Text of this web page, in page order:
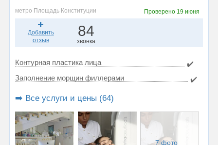
метро Площадь Конституции Проверено 19 июня
Добавить
отзыв
84
звонка
Контурная пластика лица
✔️
Заполнение морщин филлерами
✔️
➡️ Все услуги и цены (64)
7 фото